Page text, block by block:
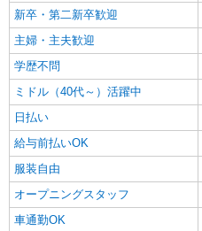
新卒・第二新卒歓迎
主婦・主夫歓迎
学歴不問
ミドル（40代～）活躍中
日払い
給与前払いOK
服装自由
オープニングスタッフ
車通勤OK